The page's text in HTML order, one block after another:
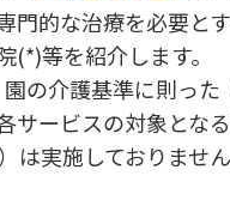
門的な治療を必要と
(*)等を紹介します。
の介護基準に則っ
サービスの対象とな
は実施しておりませ